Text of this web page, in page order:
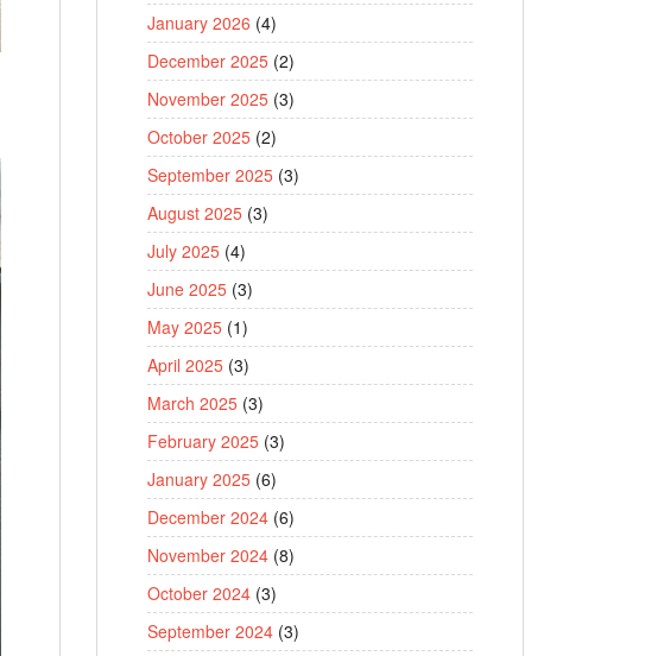
January 2026 (4)
December 2025 (2)
November 2025 (3)
October 2025 (2)
September 2025 (3)
August 2025 (3)
July 2025 (4)
June 2025 (3)
May 2025 (1)
April 2025 (3)
March 2025 (3)
February 2025 (3)
January 2025 (6)
December 2024 (6)
November 2024 (8)
October 2024 (3)
September 2024 (3)